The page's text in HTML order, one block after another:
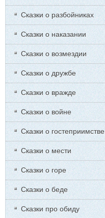
Сказки о разбойниках
Сказки о наказании
Сказки о возмездии
Сказки о дружбе
Сказки о вражде
Сказки о войне
Сказки о гостеприимстве
Сказки о мести
Сказки о горе
Сказки о беде
Сказки про обиду